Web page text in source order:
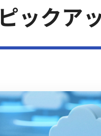
ピックア